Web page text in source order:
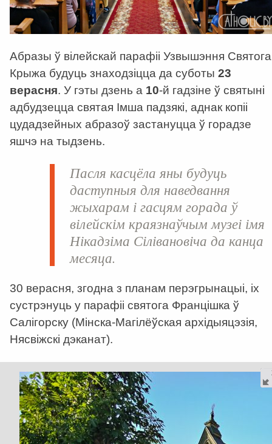
Абразы ў вілейскай парафіі Узвышэння Святога
Крыжа будуць знаходзіцца да суботы 23
верасня. У гэты дзень а 10-й гадзіне ў святыні
адбудзецца святая Імша падзякі, аднак копіі
цудадзейных абразоў застануцца ў горадзе
яшчэ на тыдзень.
Пасля касцёла яны будуць
даступныя для наведвання
жыхарам і гасцям горада ў
вілейскім краязнаўчым музеі імя
Нікадзіма Сілівановіча да канца
месяца.
30 верасня, згодна з планам перэгрынацыі, іх
сустрэнуць у парафіі святога Францішка ў
Салігорску (Мінска-Магілёўская архідыяцэзія,
Нясвіжскі дэканат).